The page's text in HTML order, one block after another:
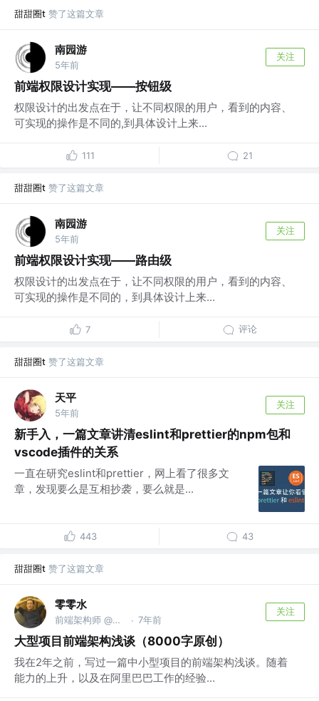
甜甜圈t 赞了这篇文章
南园游
5年前
关注
前端权限设计实现——按钮级
权限设计的出发点在于，让不同权限的用户，看到的内容、
可实现的操作是不同的,到具体设计上来...
111 21
甜甜圈t 赞了这篇文章
南园游
5年前
关注
前端权限设计实现——路由级
权限设计的出发点在于，让不同权限的用户，看到的内容、
可实现的操作是不同的，到具体设计上来...
7 评论
甜甜圈t 赞了这篇文章
天平
5年前
关注
新手入，一篇文章讲清eslint和prettier的npm包和
vscode插件的关系
一直在研究eslint和prettier，网上看了很多文
章，发现要么是互相抄袭，要么就是...
443 43
甜甜圈t 赞了这篇文章
零零水
前端架构师 @咸鱼ing，热爱桌游主机 · 7年前
关注
大型项目前端架构浅谈（8000字原创）
我在2年之前，写过一篇中小型项目的前端架构浅谈。随着
能力的上升，以及在阿里巴巴工作的经验...